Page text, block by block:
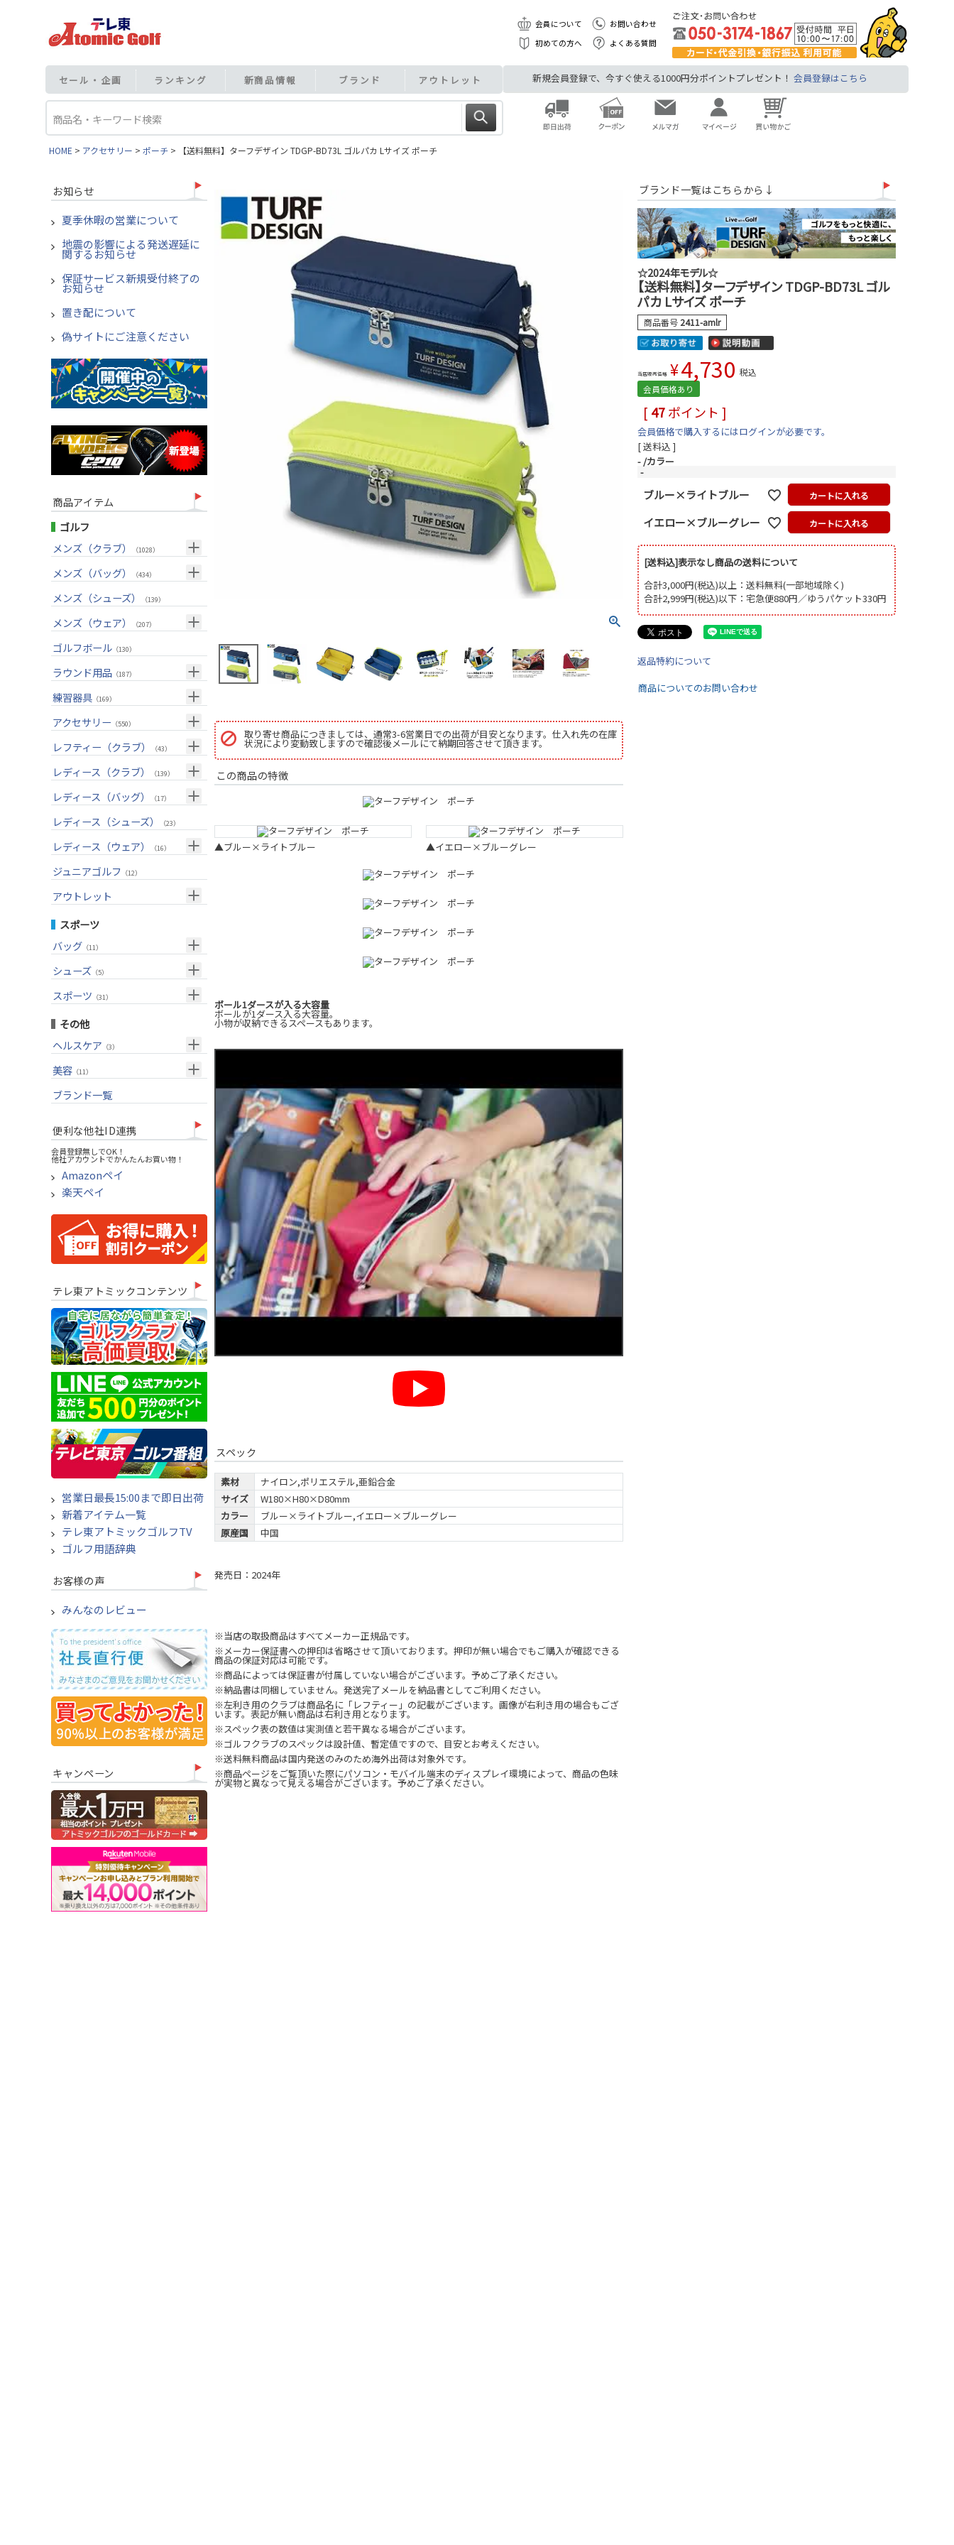
会員について
お問い合わせ
初めての方へ
よくある質問
セール・企画 ランキング 新商品情報 ブランド アウトレット 新規会員登録で、今すぐ使える1000円分ポイントプレゼント！ 会員登録はこちら
HOME アクセサリー ポーチ 【送料無料】ターフデザイン TDGP-BD73L ゴルパカ Lサイズ ポーチ
お知らせ
夏季休暇の営業について
地震の影響による発送遅延に
関するお知らせ
保証サービス新規受付終了の
お知らせ
置き配について
偽サイトにご注意ください
商品アイテム
ゴルフ
メンズ（クラブ）
（1028）
クラブセット(右用) （24）
ドライバー(右用)
フェアウェイウッド(右用) （100）
ウェッジ(右用)
パター(右用)
チッパー(右用)（13）
USモデル（59）
カスタム
メンズ（バッグ） （434）
キャディバッグ（212）
ボストンバッグ
トートバッグ
メンズ（シューズ） （139）
メンズ（ウェア） （207）
トップス（55）
ボトムス（26）
アウター
グローブ
その他
ゴルフボール （130）
ラウンド用品 （187）
GPSナビ（34）
距離測定器
（20）
ネームプレート
傘
練習器具 （169）
パターマット（28）
スイング練習器 （114）
アクセサリー （550）
ヘッドカバー（213）
シューズケース （7）
トラベルケース （20）
サングラス
ネックレス
その他
シャフト（27）
グリップ（20）
レフティー（クラブ） （43）
クラブセット(左用) （1）
ドライバー(左用)（4）
フェアウェイウッド(左用)
ウェッジ(左用)
パター(左用)
USモデル
レディース（クラブ） （139）
クラブセット(女性用) （11）
ドライバー(女性用)（20）
フェアウェイウッド(女性用) （28）
ウェッジ(女性用)
パター(女性用)
チッパー(女性用)（2）
USモデル（1）
レディース（バッグ） （17）
キャディバッグ （12）
クラブケース （2）
レディース（シューズ） （23）
レディース（ウェア） （16）
トップス（5）
レインウェア
ジュニアゴルフ （12）
アウトレット
クラブセット
ドライバー
ユーティリティー
アイアンセット
アイアン単品
ウェッジ
パター
ゴルフバッグ
ゴルフシューズ
ウェア
その他
スポーツ
バッグ （11）
メンズ（10）
スーツケース
シューズ （5）
アクセサリー
スポーツ （31）
トレーニング
アウトドア
その他
ヘルスケア （3）
サポーター
美容 （11）
UVケア（11）
ブランド一覧
便利な他社ID連携
会員登録無しでOK！
他社アカウントでかんたんお買い物！
Amazonペイ
楽天ペイ
テレ東アトミックコンテンツ
営業日最長15:00まで即日出荷
新着アイテム一覧
テレ東アトミックゴルフTV
ゴルフ用語辞典
お客様の声
みんなのレビュー
キャンペーン
ブランド一覧はこちらから↓
☆2024年モデル☆
【送料無料】ターフデザイン TDGP-BD73L ゴル
パカ Lサイズ ポーチ
商品番号 2411-amlr
当店販売価格 ¥4,730 税込
会員価格あり
[ 47ポイント ]
会員価格で購入するにはログインが必要です。
送料込
- カラー
-
ブルー×ライトブルー カートに入れる
イエロー×ブルーグレー カートに入れる
[送料込]表示なし商品の送料について
合計3,000円(税込)以上：送料無料(一部地域除く)
合計2,999円(税込)以下：宅急便880円／ゆうパケット330円
返品特約について
商品についてのお問い合わせ
取り寄せ商品につきましては、通常3-6営業日での出荷が目安となります。仕入れ先の在庫
状況により変動致しますので確認後メールにて納期回答させて頂きます。
この商品の特徴
▲ブルー×ライトブルー ▲イエロー×ブルーグレー
ボール1ダースが入る大容量
ボールが1ダース入る大容量。
小物が収納できるスペースもあります。
スペック
素材
ナイロン,ポリエステル,亜鉛合金
サイズ
W180×H80×D80mm
カラー
ブルー×ライトブルー,イエロー×ブルーグレー
原産国
中国
発売日：2024年
※当店の取扱商品はすべてメーカー正規品です。
※メーカー保証書への押印は省略させて頂いております。押印が無い場合でもご購入が確認できる
商品の保証対応は可能です。
※商品によっては保証書が付属していない場合がございます。予めご了承ください。
※納品書は同梱していません。発送完了メールを納品書としてご利用ください。
※左利き用のクラブは商品名に「レフティー」の記載がございます。画像が右利き用の場合もござ
います。表記が無い商品は右利き用となります。
※スペック表の数値は実測値と若干異なる場合がございます。
※ゴルフクラブのスペックは設計値、暫定値ですので、目安とお考えください。
※送料無料商品は国内発送のみのため海外出荷は対象外です。
※商品ページをご覧頂いた際にパソコン・モバイル端末のディスプレイ環境によって、商品の色味
が実物と異なって見える場合がございます。予めご了承ください。